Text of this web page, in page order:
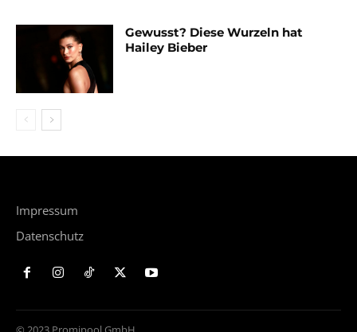
Gewusst? Diese Wurzeln hat
Hailey Bieber
Impressum
Datenschutz